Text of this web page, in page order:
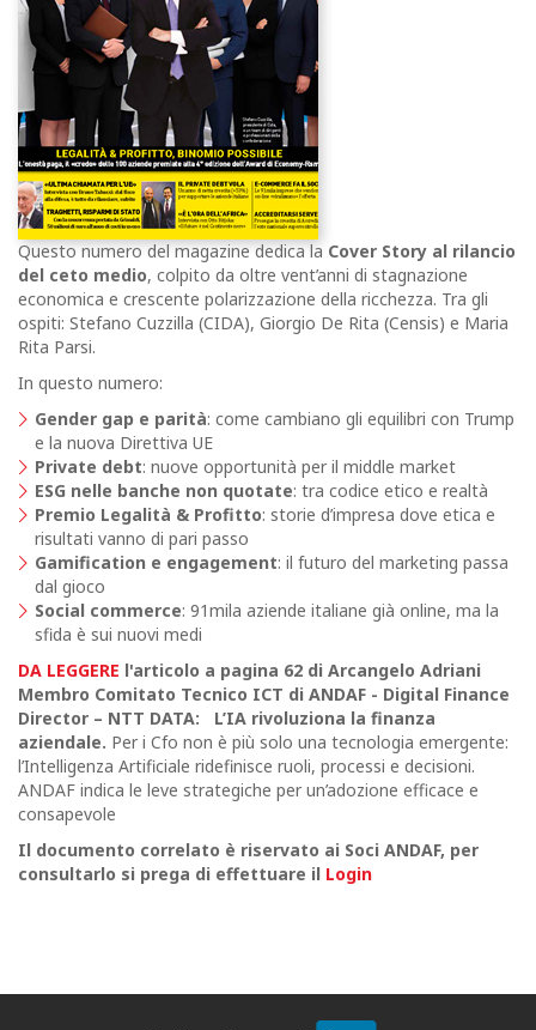
Questo numero del magazine dedica la Cover Story al rilancio
del ceto medio, colpito da oltre vent’anni di stagnazione
economica e crescente polarizzazione della ricchezza. Tra gli
ospiti: Stefano Cuzzilla (CIDA), Giorgio De Rita (Censis) e Maria
Rita Parsi.
In questo numero:
Gender gap e parità: come cambiano gli equilibri con Trump
e la nuova Direttiva UE
Private debt: nuove opportunità per il middle market
ESG nelle banche non quotate: tra codice etico e realtà
Premio Legalità & Profitto: storie d’impresa dove etica e
risultati vanno di pari passo
Gamification e engagement: il futuro del marketing passa
dal gioco
Social commerce: 91mila aziende italiane già online, ma la
sfida è sui nuovi medi
DA LEGGERE l'articolo a pagina 62 di Arcangelo Adriani
Membro Comitato Tecnico ICT di ANDAF - Digital Finance
Director – NTT DATA:
L’IA rivoluziona la finanza
aziendale. Per i Cfo non è più solo una tecnologia emergente:
l’Intelligenza Artificiale ridefinisce ruoli, processi e decisioni.
ANDAF indica le leve strategiche per un’adozione efficace e
consapevole
Il documento correlato è riservato ai Soci ANDAF, per
consultarlo si prega di effettuare il Login